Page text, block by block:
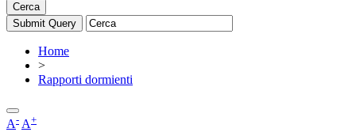
Cerca
Home
>
Rapporti dormienti
A- A+